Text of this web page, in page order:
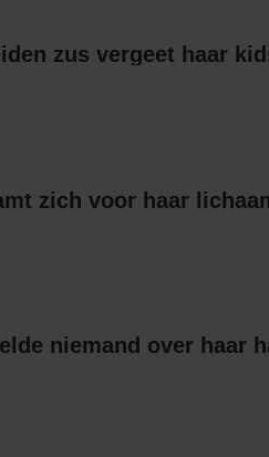
Britts gescheiden zus vergeet haar
zich voor haar
niemand over haar